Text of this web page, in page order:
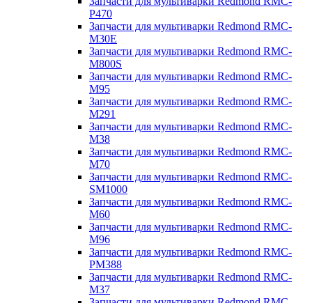
P470
Запчасти для мультиварки Redmond RMC-
M30E
Запчасти для мультиварки Redmond RMC-
M800S
Запчасти для мультиварки Redmond RMC-
M95
Запчасти для мультиварки Redmond RMC-
M291
Запчасти для мультиварки Redmond RMC-
M38
Запчасти для мультиварки Redmond RMC-
M70
Запчасти для мультиварки Redmond RMC-
SM1000
Запчасти для мультиварки Redmond RMC-
M60
Запчасти для мультиварки Redmond RMC-
M96
Запчасти для мультиварки Redmond RMC-
PM388
Запчасти для мультиварки Redmond RMC-
M37